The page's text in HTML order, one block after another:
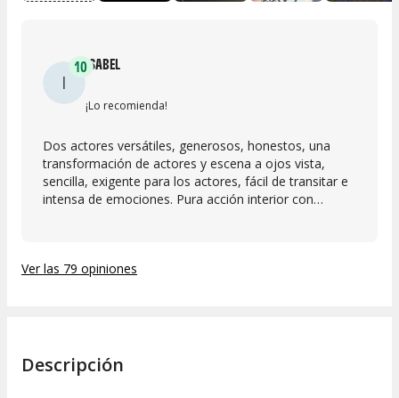
I
10ISABEL
¡Lo recomienda!
Dos actores versátiles, generosos, honestos, una
transformación de actores y escena a ojos vista,
sencilla, exigente para los actores, fácil de transitar e
intensa de emociones. Pura acción interior con
cada día y que en esta representación de deja admirar
Ver las 79 opiniones
Descripción